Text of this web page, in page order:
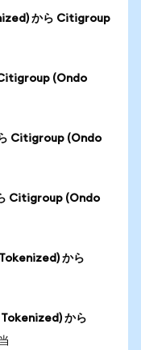
から Citigroup
(Ondo
Citigroup (Ondo
Citigroup (Ondo
から
から